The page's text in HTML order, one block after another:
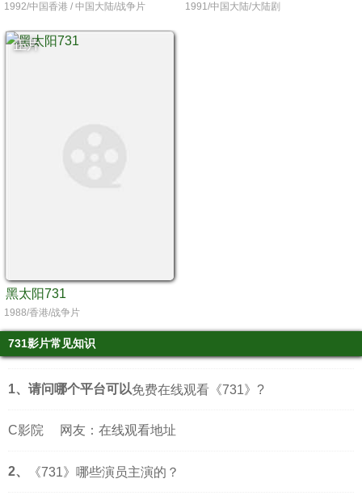
1992/中国香港 / 中国大陆/战争片 1991/中国大陆/大陆剧
正片
黑太阳731
1988/香港/战争片
731影片常见知识
1、请问哪个平台可以免费在线观看《731》?
C影院 网友：在线观看地址
2、 《731》哪些演员主演的？